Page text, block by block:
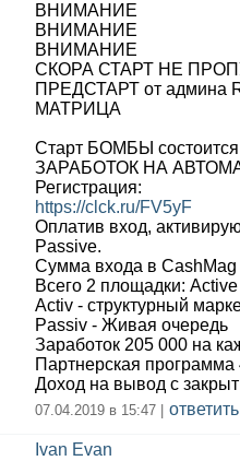
ВНИМАНИЕ
ВНИМАНИЕ
ВНИМАНИЕ
СКОРА СТАРТ НЕ
ПРЕДСТАРТ от
МАТРИЦА
Старт БОМБЫ
ЗАРАБОТОК НА
Регистрация:
https://clck.ru/FV5yF
Оплатив вход,
Passive.
Сумма входа в CashMag
Всего 2 площадки:
Activ - структурный
Passiv - Живая очередь
Заработок 205 000 на
Партнерская
Доход на вывод с
07.04.2019 в 15:47 | ответить
Ivan Evan